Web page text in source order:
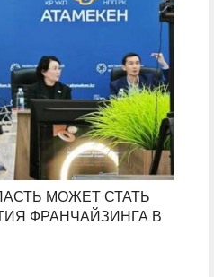
МОЖЕТ СТАТЬ
ФРАНЧАЙЗИНГА В